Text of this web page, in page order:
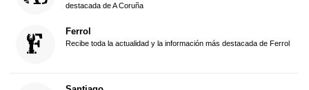
destacada de A Coruña
Ferrol
Recibe toda la actualidad y la información más destacada de Ferrol